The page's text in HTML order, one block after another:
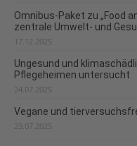
Omnibus-Paket zu „Food
zentrale Umwelt- und
17.12.2025
Ungesund und
Pflegeheimen untersucht
24.07.2025
Vegane und
23.07.2025